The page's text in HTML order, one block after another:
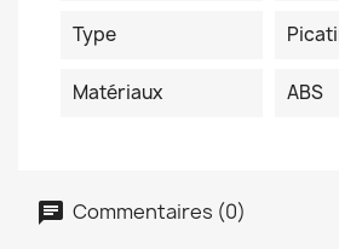
Type
Matériaux ABS
Commentaires (0)